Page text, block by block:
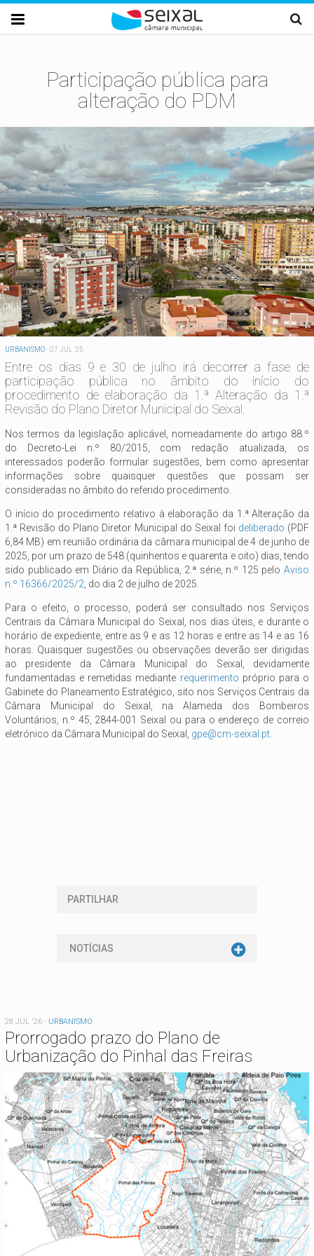
Passar para o conteúdo principal

Participação pública para
alteração do PDM
URBANISMO-07 JUL '25
Entre os dias 9 e 30 de julho irá decorrer a fase de
participação pública no âmbito do início do
procedimento de elaboração da 1.ª Alteração da 1.ª
Revisão do Plano Diretor Municipal do Seixal.
Nos termos da legislação aplicável, nomeadamente do artigo 88.º
do Decreto-Lei n.º 80/2015, com redação atualizada, os
interessados poderão formular sugestões, bem como apresentar
informações sobre quaisquer questões que possam ser
consideradas no âmbito do referido procedimento.
O início do procedimento relativo à elaboração da 1.ª Alteração da
1.ª Revisão do Plano Diretor Municipal do Seixal foi deliberado (PDF
6,84 MB) em reunião ordinária da câmara municipal de 4 de junho de
2025, por um prazo de 548 (quinhentos e quarenta e oito) dias, tendo
sido publicado em Diário da República, 2.ª série, n.º 125 pelo Aviso
n.º 16366/2025/2 , do dia 2 de julho de 2025.
Para o efeito, o processo, poderá ser consultado nos Serviços
Centrais da Câmara Municipal do Seixal, nos dias úteis, e durante o
horário de expediente, entre as 9 e as 12 horas e entre as 14 e as 16
horas. Quaisquer sugestões ou observações deverão ser dirigidas
ao presidente da Câmara Municipal do Seixal, devidamente
fundamentadas e remetidas mediante requerimento próprio para o
Gabinete do Planeamento Estratégico, sito nos Serviços Centrais da
Câmara Municipal do Seixal, na Alameda dos Bombeiros
Voluntários, n.º 45, 2844-001 Seixal ou para o endereço de correio
eletrónico da Câmara Municipal do Seixal, gpe@cm-seixal.pt
PARTILHAR
NOTÍCIAS
28 JUL '26 - URBANISMO
Prorrogado prazo do Plano de
Urbanização do Pinhal das Freiras